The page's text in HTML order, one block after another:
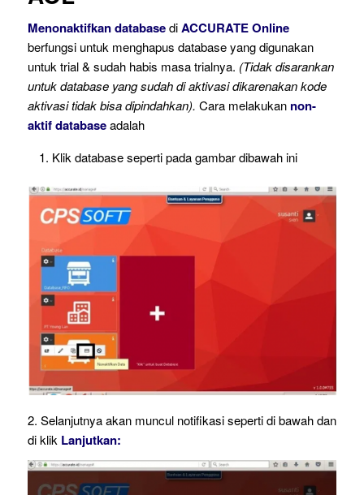
Menonaktifkan databasediACCURATE Online
berfungsi untuk menghapus database yang digunakan
untuk trial & sudah habis masa trialnya. (Tidak disarankan
untuk database yang sudah di aktivasi dikarenakan kode
aktivasi tidak bisa dipindahkan). Cara melakukan non-
aktif databaseadalah
Klik database seperti pada gambar dibawah ini
2. Selanjutnya akan muncul notifikasi seperti di bawah dan
di klik Lanjutkan: